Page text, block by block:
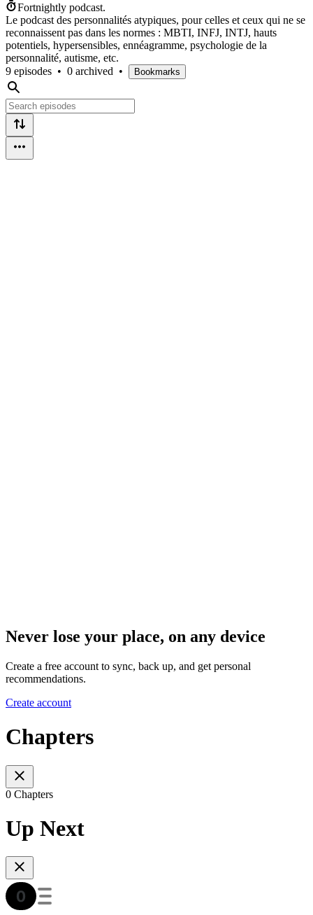
Fortnightly podcast.
Le podcast des personnalités atypiques, pour celles et ceux qui ne se
reconnaissent pas dans les normes : MBTI, INFJ, INTJ, hauts
potentiels, hypersensibles, ennéagramme, psychologie de la
personnalité, autisme, etc.
9 episodes • 0 archived • Bookmarks
Never lose your place, on any device
Create a free account to sync, back up, and get personal
recommendations.
Create account
Chapters
0 Chapters
Up Next